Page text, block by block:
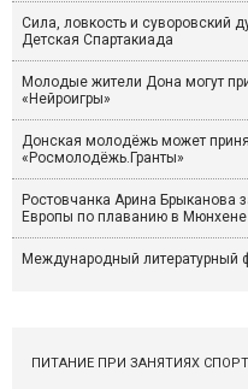
Сила, ловкость и суворовский
Детская Спартакиада
Молодые жители Дона могут
«Нейроигры»
Донская молодёжь может
«Росмолодёжь.Гранты»
Ростовчанка Арина Брыканова
Европы по плаванию в Мюнхене
Международный литературный
ПИТАНИЕ ПРИ ЗАНЯТИЯХ